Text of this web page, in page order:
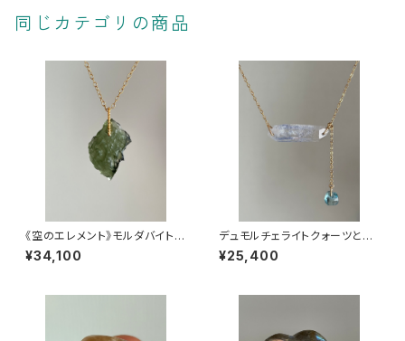
同じカテゴリの商品
《空のエレメント》モルダバイトの
チャーム
¥34,100
デュモルチェライトクォーツとブ
ルージルコンの2wayネックレス
【Kauaʻi collection】
¥25,400